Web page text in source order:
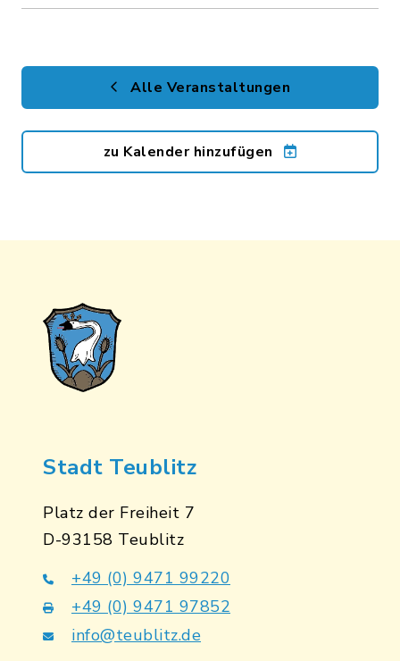
Alle Veranstaltungen
zu Kalender hinzufügen
Stadt Teublitz
Platz der Freiheit 7
D-93158 Teublitz
+49 (0) 9471 99220
+49 (0) 9471 97852
info@teublitz.de